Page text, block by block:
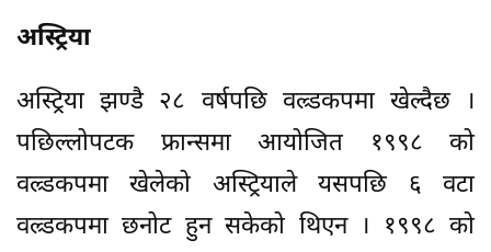
अस्ट्रिया
अस्ट्रिया झण्डै २८ वर्षपछि वल्र्डकपमा खेल्दैछ ।
पछिल्लोपटक फ्रान्समा आयोजित १९९८ को
वल्र्डकपमा खेलेको अस्ट्रियाले यसपछि ६ वटा
वल्र्डकपमा छनोट हुन सकेको थिएन । १९९८ को